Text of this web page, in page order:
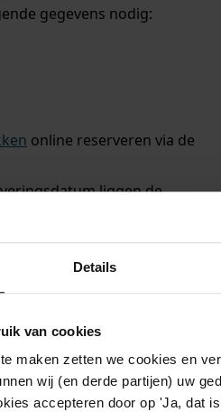
Details
van cookies
maken zetten we cookies en
wij (en derde partijen) uw
accepteren door op 'Ja, dat
gegevens nodig:
online reserveren via de
liggen de
klaar.